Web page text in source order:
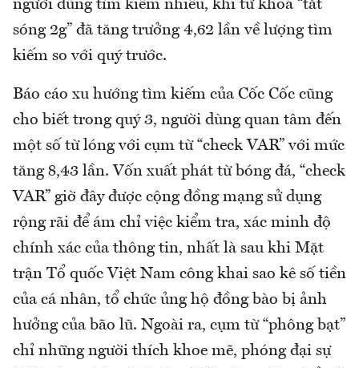
người dùng tìm kiếm nhiều, khi từ khoá “tắt
sóng 2g” đã tăng trưởng 4,62 lần về lượng tìm
kiếm so với quý trước.
Báo cáo xu hướng tìm kiếm của Cốc Cốc cũng
cho biết trong quý 3, người dùng quan tâm đến
một số từ lóng với cụm từ “check VAR” với mức
tăng 8,43 lần. Vốn xuất phát từ bóng đá, “check
VAR” giờ đây được cộng đồng mạng sử dụng
rộng rãi để ám chỉ việc kiểm tra, xác minh độ
chính xác của thông tin, nhất là sau khi Mặt
trận Tổ quốc Việt Nam công khai sao kê số tiền
của cá nhân, tổ chức ủng hộ đồng bào bị ảnh
hưởng của bão lũ. Ngoài ra, cụm từ “phông bạt”
chỉ những người thích khoe mẽ, phóng đại sự